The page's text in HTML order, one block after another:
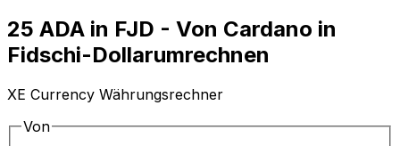
25 ADA in FJD - Von Cardano in
Fidschi-Dollarumrechnen
XE Currency Währungsrechner
Von